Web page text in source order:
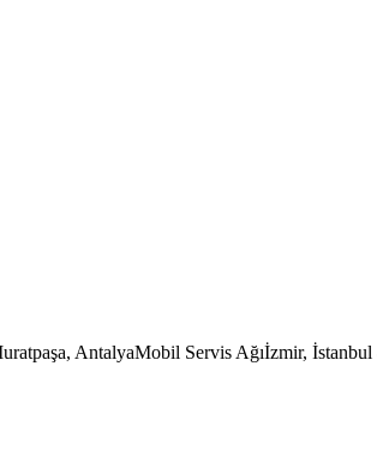
AntalyaMobil Servis Ağıİzmir,